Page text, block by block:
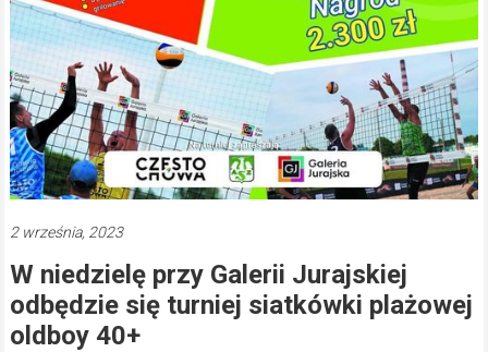
2 września, 2023
W niedzielę przy Galerii Jurajskiej
odbędzie się turniej siatkówki plażowej
oldboy 40+